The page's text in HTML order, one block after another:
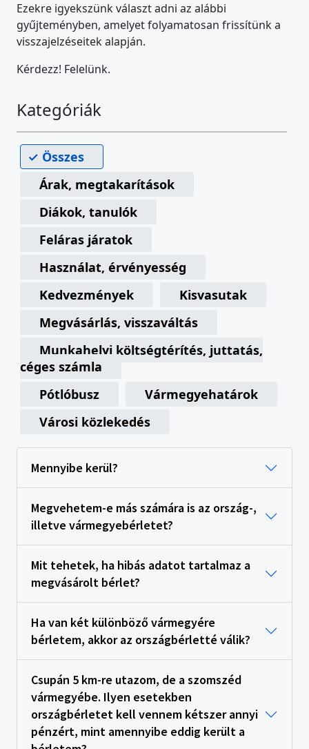
Ezekre igyekszünk választ adni az alábbi
gyűjteményben, amelyet folyamatosan frissítünk a
visszajelzéseitek alapján.
Kérdezz! Felelünk.
Kategóriák
Összes
Árak, megtakarítások
Diákok, tanulók
Feláras járatok
Használat, érvényesség
Kedvezmények
Kisvasutak
Megvásárlás, visszaváltás
Munkahelyi költségtérítés, juttatás,
céges számla
Pótlóbusz
Vármegyehatárok
Városi közlekedés
Mennyibe kerül?
Megvehetem-e más számára is az ország-,
illetve vármegyebérletet?
Mit tehetek, ha hibás adatot tartalmaz a
megvásárolt bérlet?
Ha van két különböző vármegyére
bérletem, akkor az országbérletté válik?
Csupán 5 km-re utazom, de a szomszéd
vármegyébe. Ilyen esetekben
országbérletet kell vennem kétszer annyi
pénzért, mint amennyibe eddig került a